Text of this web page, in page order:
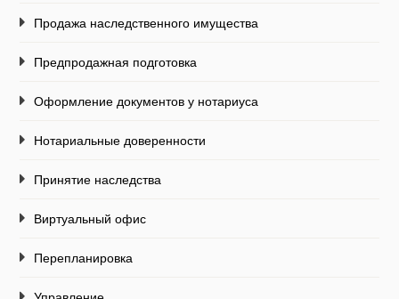
Продажа наследственного имущества
Предпродажная подготовка
Оформление документов у нотариуса
Нотариальные доверенности
Принятие наследства
Виртуальный офис
Перепланировка